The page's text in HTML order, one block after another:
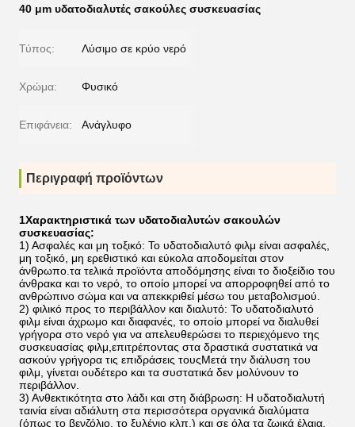
40 μm υδατοδιαλυτές σακούλες συσκευασίας
Τύπος: Λύσιμο σε κρύο νερό
Χρώμα: Φυσικό
Επιφάνεια: Ανάγλυφο
Περιγραφή προϊόντων
1Χαρακτηριστικά των υδατοδιαλυτών σακουλών
συσκευασίας:
1) Ασφαλές και μη τοξικό: Το υδατοδιαλυτό φιλμ είναι ασφαλές,
μη τοξικό, μη ερεθιστικό και εύκολα αποδομείται στον
άνθρωπο.τα τελικά προϊόντα αποδόμησης είναι το διοξείδιο του
άνθρακα και το νερό, το οποίο μπορεί να απορροφηθεί από το
ανθρώπινο σώμα και να απεκκριθεί μέσω του μεταβολισμού.
2) φιλικό προς το περιβάλλον και διαλυτό: Το υδατοδιαλυτό
φιλμ είναι άχρωμο και διαφανές, το οποίο μπορεί να διαλυθεί
γρήγορα στο νερό για να απελευθερώσει το περιεχόμενο της
συσκευασίας φιλμ,επιτρέποντας στα δραστικά συστατικά να
ασκούν γρήγορα τις επιδράσεις τουςΜετά την διάλυση του
φιλμ, γίνεται ουδέτερο και τα συστατικά δεν μολύνουν το
περιβάλλον.
3) Ανθεκτικότητα στο λάδι και στη διάβρωση: Η υδατοδιαλυτή
ταινία είναι αδιάλυτη στα περισσότερα οργανικά διαλύματα
(όπως το βενζόλιο, το ξυλένιο κλπ.) και σε όλα τα ζωικά έλαια,